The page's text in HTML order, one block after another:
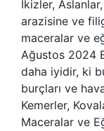
İkizler,
arazisine ve
maceralar ve
Ağustos 2024
daha iyidir, ki
burçları ve
Kemerler,
Maceralar ve